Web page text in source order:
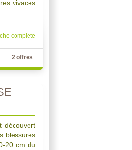
vivaces
complète
2 offres
découvert
blessures
20 cm du